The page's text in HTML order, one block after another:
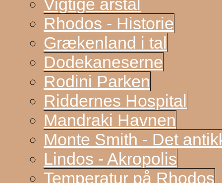
Vigtige årstal
Rhodos - Historie
Grækenland i tal
Dodekaneserne
Rodini Parken
Riddernes Hospital
Mandraki Havnen
Monte Smith - Det
Lindos - Akropolis
Temperatur på Rhodos